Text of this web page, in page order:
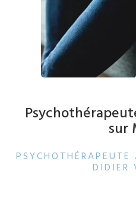
sur
DIDIER